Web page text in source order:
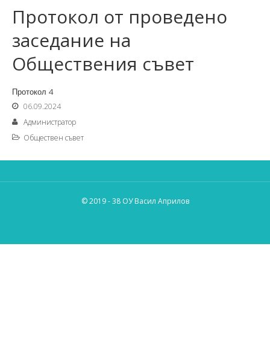
Протокол от проведено
заседание на
Обществения съвет
Протокол 4
06.09.2024
Администратор
Обществен съвет
© 2019 - 38 ОУ Васил Априлов